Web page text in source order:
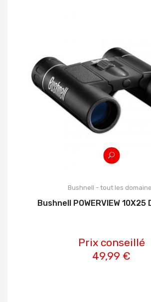
Bushnell - tout les
Bushnell POWERVIEW 10X25
Prix conseillé
49,99 €